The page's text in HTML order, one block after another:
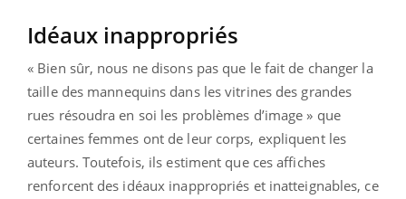
Idéaux inappropriés
« Bien sûr, nous ne disons pas que le fait de changer la
taille des mannequins dans les vitrines des grandes
rues résoudra en soi les problèmes d’image » que
certaines femmes ont de leur corps, expliquent les
auteurs. Toutefois, ils estiment que ces affiches
renforcent des idéaux inappropriés et inatteignables, ce